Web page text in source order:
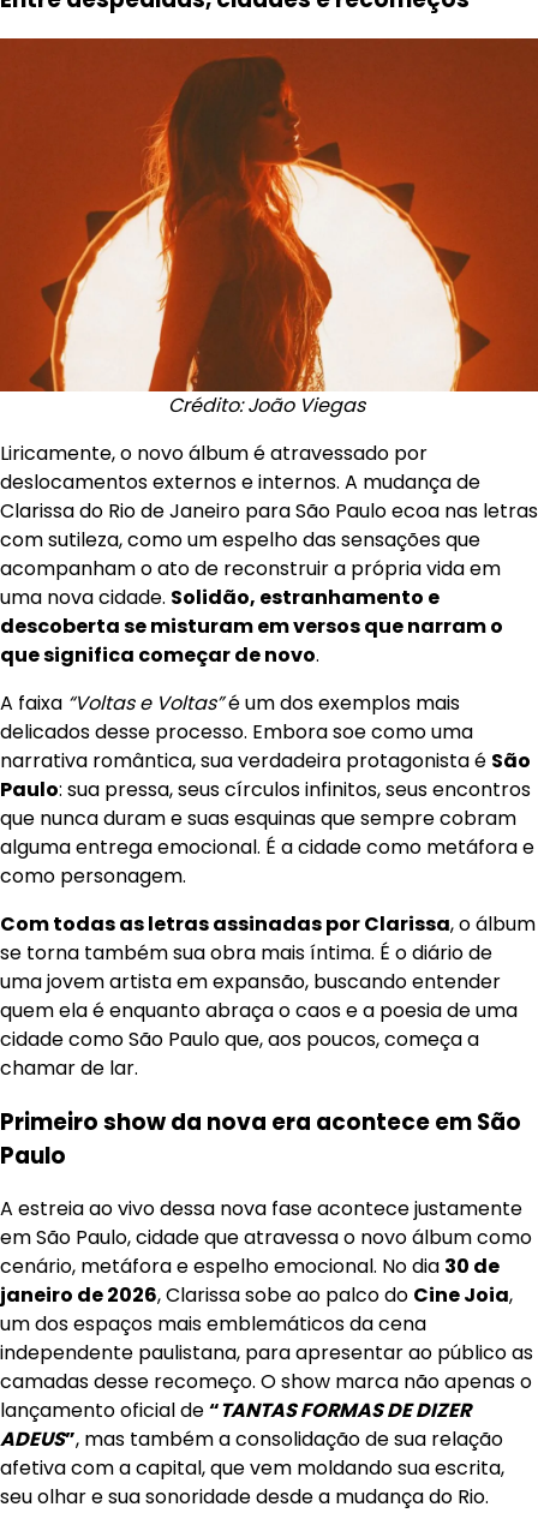
Crédito: João Viegas
Liricamente, o novo álbum é atravessado por
deslocamentos externos e internos. A mudança de
Clarissa do Rio de Janeiro para São Paulo ecoa nas letras
com sutileza, como um espelho das sensações que
acompanham o ato de reconstruir a própria vida em
uma nova cidade. Solidão, estranhamento e
descoberta se misturam em versos que narram o
que significa começar de novo.
A faixa “Voltas e Voltas”é um dos exemplos mais
delicados desse processo. Embora soe como uma
narrativa romântica, sua verdadeira protagonista é São
Paulo: sua pressa, seus círculos infinitos, seus encontros
que nunca duram e suas esquinas que sempre cobram
alguma entrega emocional. É a cidade como metáfora e
como personagem.
Com todas as letras assinadas por Clarissa, o álbum
se torna também sua obra mais íntima. É o diário de
uma jovem artista em expansão, buscando entender
quem ela é enquanto abraça o caos e a poesia de uma
cidade como São Paulo que, aos poucos, começa a
chamar de lar.
Primeiro show da nova era acontece em São
Paulo
A estreia ao vivo dessa nova fase acontece justamente
em São Paulo, cidade que atravessa o novo álbum como
cenário, metáfora e espelho emocional. No dia 30 de
janeiro de 2026, Clarissa sobe ao palco do Cine Joia,
um dos espaços mais emblemáticos da cena
independente paulistana, para apresentar ao público as
camadas desse recomeço. O show marca não apenas o
lançamento oficial de“TANTAS FORMAS DE DIZER
ADEUS”, mas também a consolidação de sua relação
afetiva com a capital, que vem moldando sua escrita,
seu olhar e sua sonoridade desde a mudança do Rio.